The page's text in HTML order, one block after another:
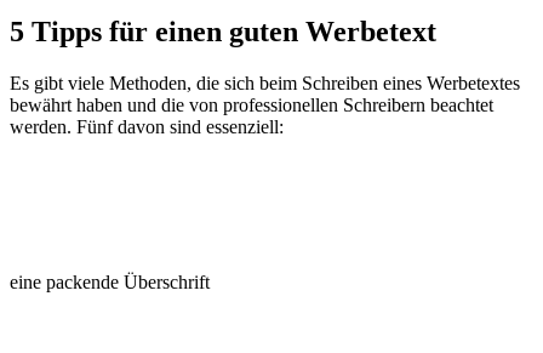
5 Tipps für einen guten Werbetext
Es gibt viele Methoden, die sich beim Schreiben eines Werbetextes
bewährt haben und die von professionellen Schreibern beachtet
werden. Fünf davon sind essenziell:
eine packende Überschrift